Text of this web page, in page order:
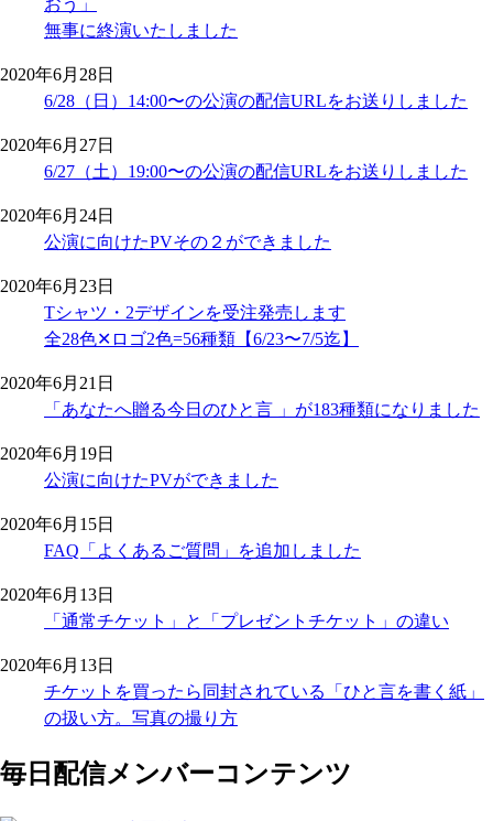
おう」
無事に終演いたしました
2020年6月28日
6/28（日）14:00〜の公演の配信URLをお送りしました
2020年6月27日
6/27（土）19:00〜の公演の配信URLをお送りしました
2020年6月24日
公演に向けたPVその２ができました
2020年6月23日
Tシャツ・2デザインを受注発売します
全28色✕ロゴ2色=56種類【6/23〜7/5迄】
2020年6月21日
「あなたへ贈る今日のひと言 」が183種類になりました
2020年6月19日
公演に向けたPVができました
2020年6月15日
FAQ「よくあるご質問」を追加しました
2020年6月13日
「通常チケット」と「プレゼントチケット」の違い
2020年6月13日
チケットを買ったら同封されている「ひと言を書く紙」
の扱い方。写真の撮り方
毎日配信メンバーコンテンツ